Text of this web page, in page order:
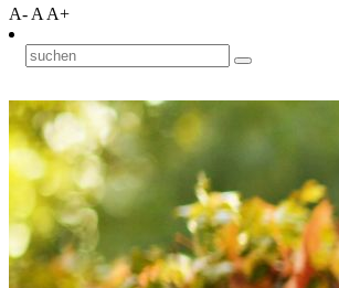
A- A A+